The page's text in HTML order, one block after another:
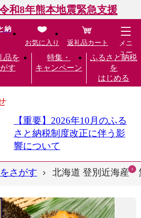
和8年熊本地震緊急支援
納
品を
す
特集・
キャンペーン
ふるさと納税
を
はじめる
お気に入り 返礼品カート
メニ
ュー
【重要】2026年10月のふる
さと納税制度改正に伴う影
響について
さがす 北海道 登別近海産